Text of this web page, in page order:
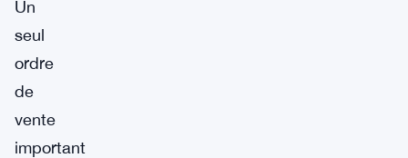
Un
seul
ordre
de
vente
important